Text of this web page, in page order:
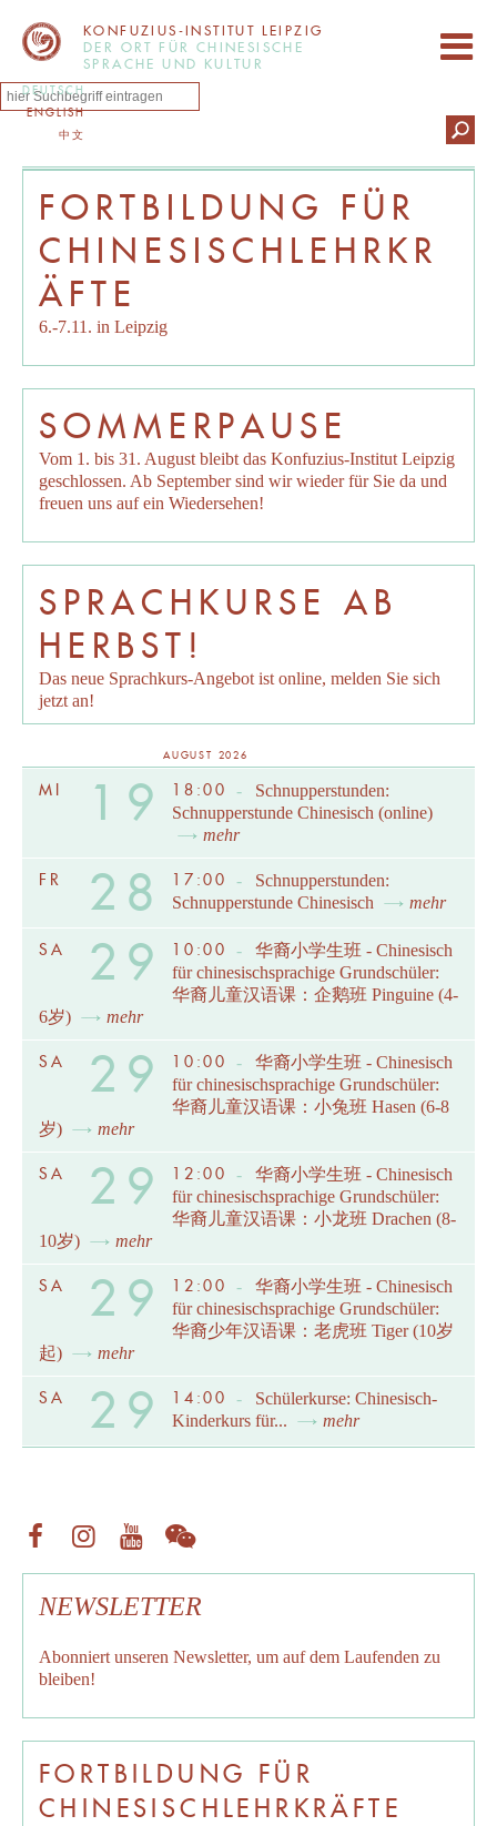
KONFUZIUS-INSTITUT LEIPZIG
DER ORT FÜR CHINESISCHE
SPRACHE UND KULTUR
DEUTSCH
ENGLISH
中文
FORTBILDUNG FÜR
CHINESISCHLEHRKR
ÄFTE
6.-7.11. in Leipzig
SOMMERPAUSE
Vom 1. bis 31. August bleibt das Konfuzius-Institut Leipzig
geschlossen. Ab September sind wir wieder für Sie da und
freuen uns auf ein Wiedersehen!
SPRACHKURSE AB
HERBST!
Das neue Sprachkurs-Angebot ist online, melden Sie sich
jetzt an!
AUGUST 2026
MI 19 18:00 -
Schnupperstunden:
Schnupperstunde Chinesisch (online)
mehr
FR 28 17:00 -
Schnupperstunden:
Schnupperstunde Chinesisch
mehr
SA 29 10:00 -
华裔小学生班 - Chinesisch
für chinesischsprachige Grundschüler:
华裔儿童汉语课：企鹅班 Pinguine (4-
6岁)
mehr
SA 29 10:00 -
华裔小学生班 - Chinesisch
für chinesischsprachige Grundschüler:
华裔儿童汉语课：小兔班 Hasen (6-8
岁)
mehr
SA 29 12:00 -
华裔小学生班 - Chinesisch
für chinesischsprachige Grundschüler:
华裔儿童汉语课：小龙班 Drachen (8-
10岁)
mehr
SA 29 12:00 -
华裔小学生班 - Chinesisch
für chinesischsprachige Grundschüler:
华裔少年汉语课：老虎班 Tiger (10岁
起)
mehr
SA 29 14:00 -
Schülerkurse: Chinesisch-
Kinderkurs für...
mehr
NEWSLETTER
Abonniert unseren Newsletter, um auf dem Laufenden zu
bleiben!
FORTBILDUNG FÜR
CHINESISCHLEHRKRÄFTE